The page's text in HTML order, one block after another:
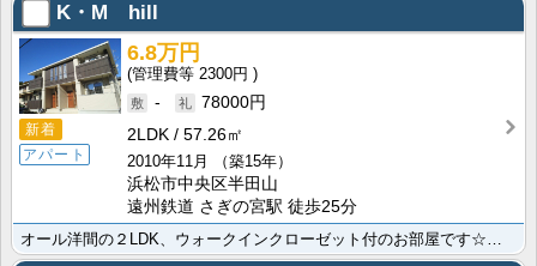
K・M hill
新着
アパート
6.8万円
2300円
-
78000円
2LDK
57.26㎡
2010年11月
（築15年）
浜松市中央区半田山
遠州鉄道 さぎの宮駅 徒歩25分